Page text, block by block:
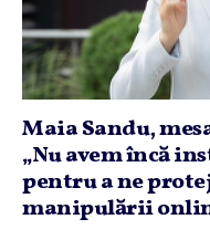
Maia Sandu,
„Nu avem încă
pentru a ne
manipulării